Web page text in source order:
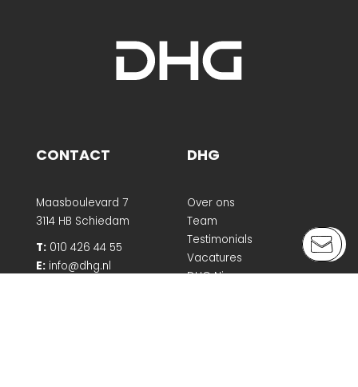
CONTACT
Maasboulevard 7
3114 HB Schiedam
T:010 426 44 55
E:info@dhg.nl
DHG
Over ons
Team
Testimonials
Vacatures
DHG Nieuws